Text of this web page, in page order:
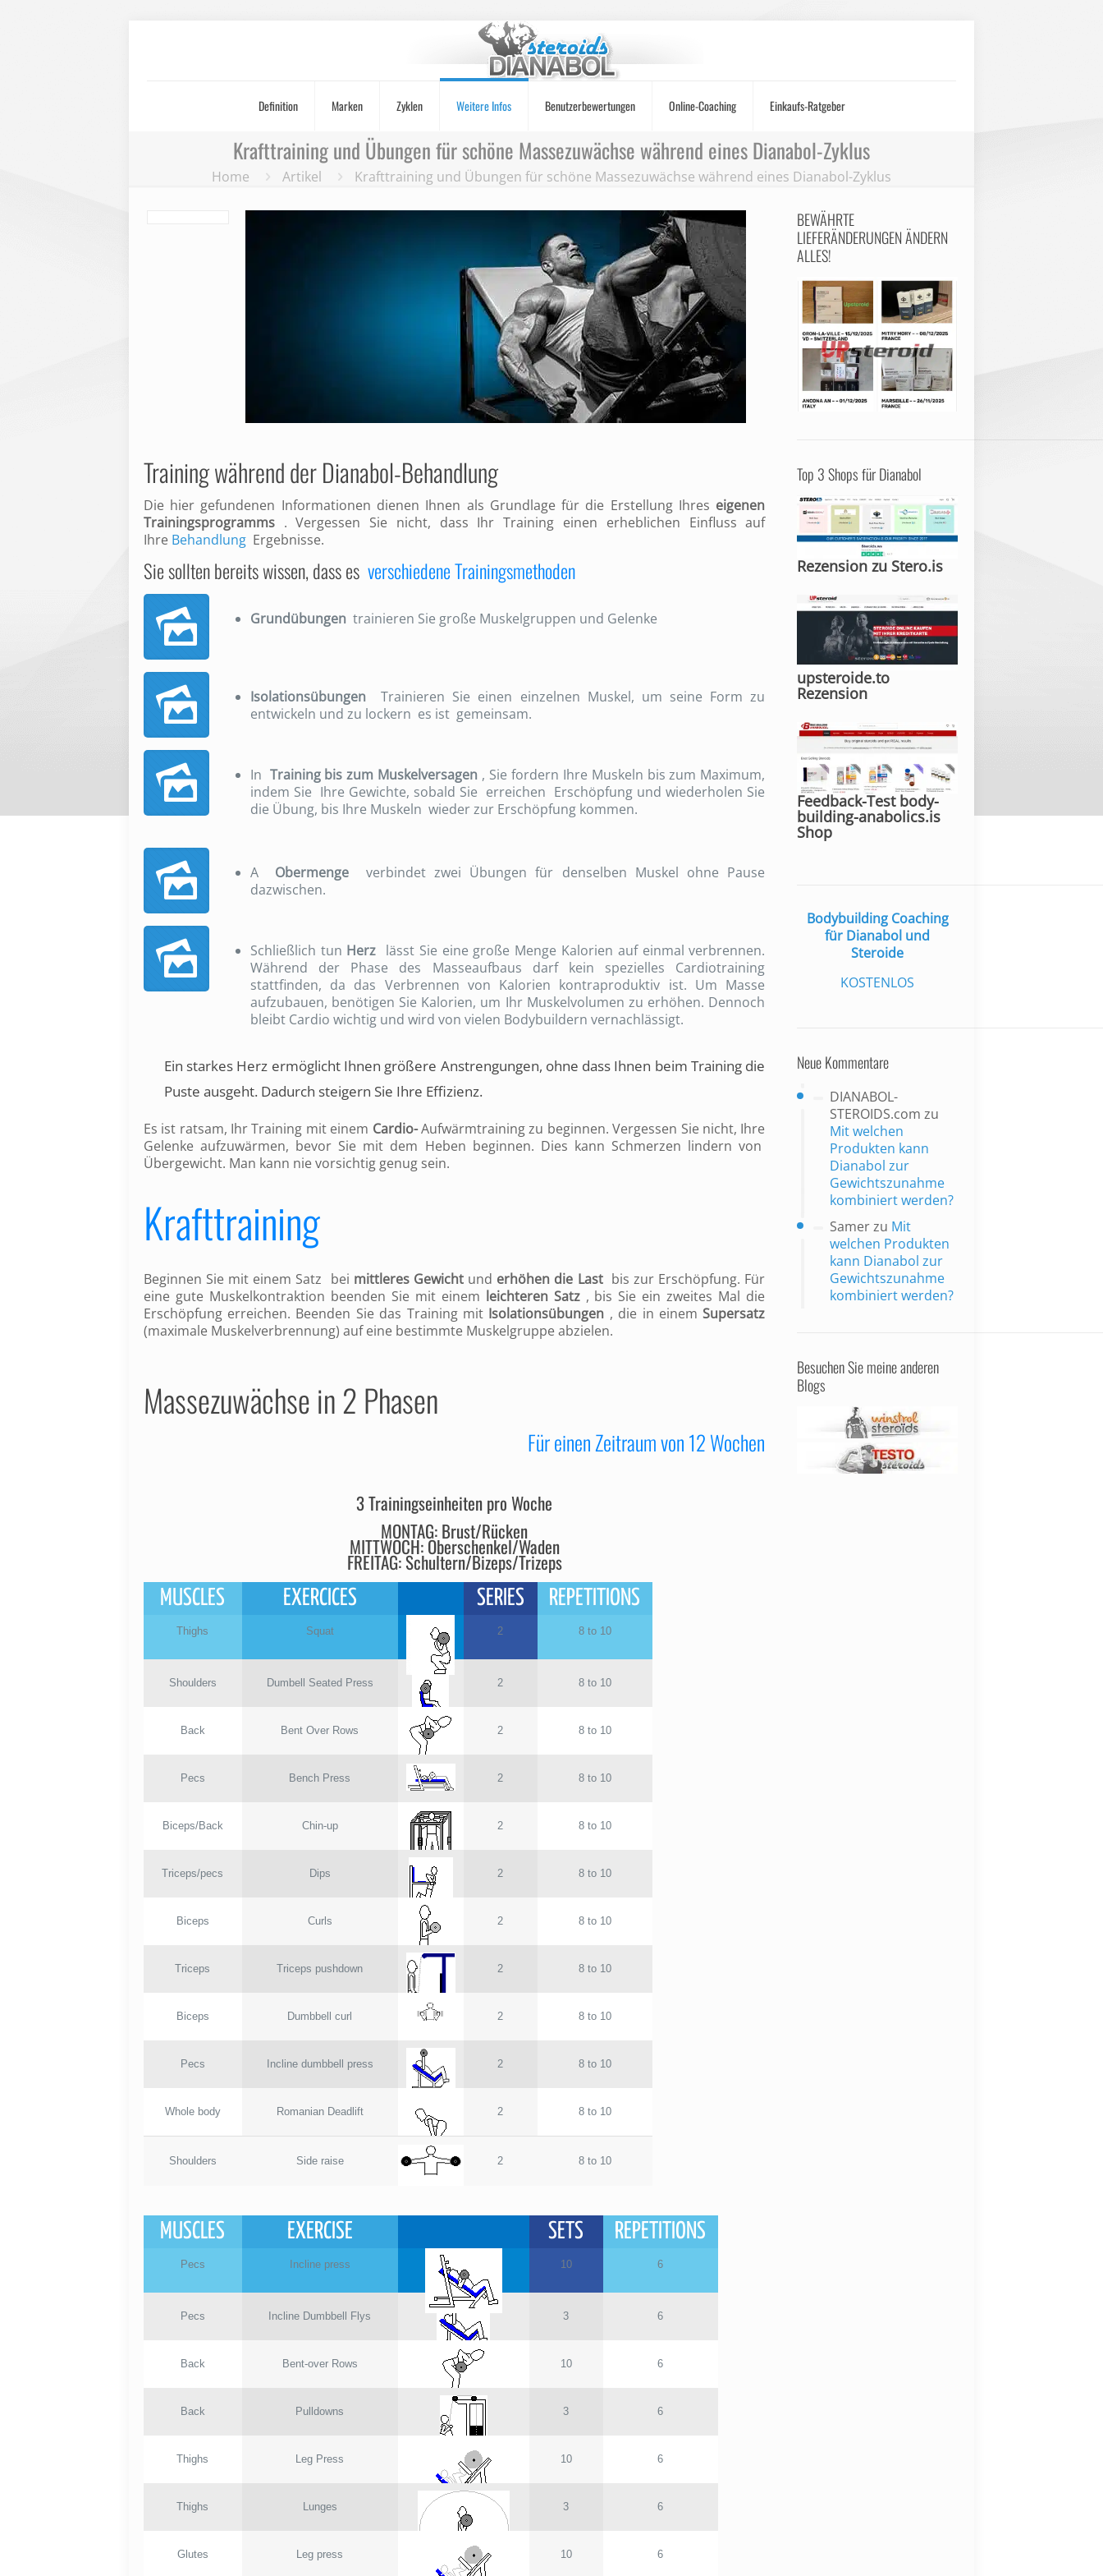
Definition Marken Zyklen Weitere Infos Benutzerbewertungen Online-Coaching Einkaufs-Ratgeber
Krafttraining und Übungen für schöne Massezuwächse während eines Dianabol-Zyklus
Home Artikel Krafttraining und Übungen für schöne Massezuwächse während eines Dianabol-Zyklus
Training während der Dianabol-Behandlung
Die hier gefundenen Informationen dienen Ihnen als Grundlage für die Erstellung Ihres eigenen
Trainingsprogramms. Vergessen Sie nicht, dass Ihr Training einen erheblichen Einfluss auf
Ihre BehandlungErgebnisse.
Sie sollten bereits wissen, dass es verschiedene Trainingsmethoden
Grundübungentrainieren Sie große Muskelgruppen und Gelenke
IsolationsübungenTrainieren Sie einen einzelnen Muskel, um seine Form zu
entwickeln und zu lockern es ist gemeinsam.
In Training bis zum Muskelversagen , Sie fordern Ihre Muskeln bis zum Maximum,
indem Sie Ihre Gewichte, sobald Sie erreichen Erschöpfung und wiederholen Sie
die Übung, bis Ihre Muskeln wieder zur Erschöpfung kommen.
A Obermenge verbindet zwei Übungen für denselben Muskel ohne Pause
dazwischen.
Schließlich tun Herz lässt Sie eine große Menge Kalorien auf einmal verbrennen.
Während der Phase des Masseaufbaus darf kein spezielles Cardiotraining
stattfinden, da das Verbrennen von Kalorien kontraproduktiv ist. Um Masse
aufzubauen, benötigen Sie Kalorien, um Ihr Muskelvolumen zu erhöhen. Dennoch
bleibt Cardio wichtig und wird von vielen Bodybuildern vernachlässigt.
Ein starkes Herz ermöglicht Ihnen größere Anstrengungen, ohne dass Ihnen beim Training die
Puste ausgeht. Dadurch steigern Sie Ihre Effizienz.
Es ist ratsam, Ihr Training mit einem Cardio-Aufwärmtraining zu beginnen. Vergessen Sie nicht, Ihre
Gelenke aufzuwärmen, bevor Sie mit dem Heben beginnen. Dies kann Schmerzen lindern von
Übergewicht. Man kann nie vorsichtig genug sein.
Krafttraining
Beginnen Sie mit einem Satz bei mittleres Gewichtund erhöhen die Lastbis zur Erschöpfung. Für
eine gute Muskelkontraktion beenden Sie mit einem leichteren Satz, bis Sie ein zweites Mal die
Erschöpfung erreichen. Beenden Sie das Training mit Isolationsübungen , die in einemSupersatz
(maximale Muskelverbrennung) auf eine bestimmte Muskelgruppe abzielen.
Massezuwächse in 2 Phasen
Für einen Zeitraum von 12 Wochen
3 Trainingseinheiten pro Woche
MONTAG: Brust/Rücken
MITTWOCH: Oberschenkel/Waden
FREITAG: Schultern/Bizeps/Trizeps
MUSCLES
Thighs
Shoulders
Back
Pecs
Biceps/Back
Triceps/pecs
Biceps
Triceps
Biceps
Pecs
Whole body
Shoulders
EXERCICES
Squat
Dumbell Seated Press
Bent Over Rows
Bench Press
Chin-up
Dips
Curls
Triceps pushdown
Dumbbell curl
Incline dumbbell press
Romanian Deadlift
Side raise
SERIES
2
2
2
2
2
2
2
2
2
2
2
2
REPETITIONS
8 to 10
8 to 10
8 to 10
8 to 10
8 to 10
8 to 10
8 to 10
8 to 10
8 to 10
8 to 10
8 to 10
8 to 10
MUSCLES
Pecs
Pecs
Back
Back
Thighs
Thighs
Glutes
EXERCISE
Incline press
Incline Dumbbell Flys
Bent-over Rows
Pulldowns
Leg Press
Lunges
Leg press
SETS
10
3
10
3
10
3
10
REPETITIONS
6
6
6
6
6
6
6
BEWÄHRTE
LIEFERÄNDERUNGEN ÄNDERN
ALLES!
Top 3 Shops für Dianabol
Rezension zu Stero.is
upsteroide.to
Rezension
Feedback-Test body-
building-anabolics.is
Shop
Bodybuilding Coaching
für Dianabol und
Steroide
KOSTENLOS
Neue Kommentare
DIANABOL-
STEROIDS.com zu
Mit welchen
Produkten kann
Dianabol zur
Gewichtszunahme
kombiniert werden?
Samerzu Mit
welchen Produkten
kann Dianabol zur
Gewichtszunahme
kombiniert werden?
Besuchen Sie meine anderen
Blogs